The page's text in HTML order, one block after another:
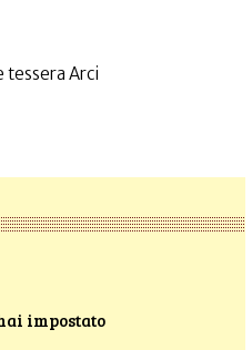
tessera Arci
impostato